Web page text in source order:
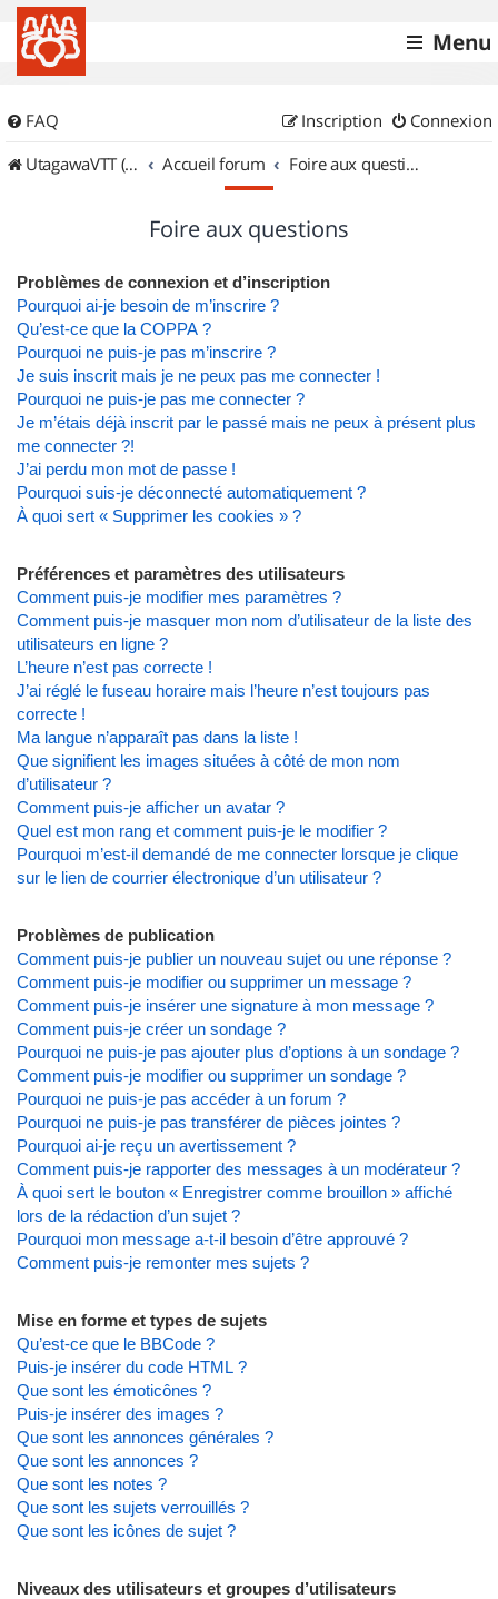
Menu
FAQ Connexion
Inscription
UtagawaVTT (Randos VTT et VTTAE avec traces GPS)
Accueil forum Foire aux questions
Foire aux questions
Problèmes de connexion et d’inscription
Pourquoi ai-je besoin de m’inscrire ?
Qu’est-ce que la COPPA ?
Pourquoi ne puis-je pas m’inscrire ?
Je suis inscrit mais je ne peux pas me connecter !
Pourquoi ne puis-je pas me connecter ?
Je m’étais déjà inscrit par le passé mais ne peux à présent plus
me connecter ?!
J’ai perdu mon mot de passe !
Pourquoi suis-je déconnecté automatiquement ?
À quoi sert « Supprimer les cookies » ?
Préférences et paramètres des utilisateurs
Comment puis-je modifier mes paramètres ?
Comment puis-je masquer mon nom d’utilisateur de la liste des
utilisateurs en ligne ?
L’heure n’est pas correcte !
J’ai réglé le fuseau horaire mais l’heure n’est toujours pas
correcte !
Ma langue n’apparaît pas dans la liste !
Que signifient les images situées à côté de mon nom
d’utilisateur ?
Comment puis-je afficher un avatar ?
Quel est mon rang et comment puis-je le modifier ?
Pourquoi m’est-il demandé de me connecter lorsque je clique
sur le lien de courrier électronique d’un utilisateur ?
Problèmes de publication
Comment puis-je publier un nouveau sujet ou une réponse ?
Comment puis-je modifier ou supprimer un message ?
Comment puis-je insérer une signature à mon message ?
Comment puis-je créer un sondage ?
Pourquoi ne puis-je pas ajouter plus d’options à un sondage ?
Comment puis-je modifier ou supprimer un sondage ?
Pourquoi ne puis-je pas accéder à un forum ?
Pourquoi ne puis-je pas transférer de pièces jointes ?
Pourquoi ai-je reçu un avertissement ?
Comment puis-je rapporter des messages à un modérateur ?
À quoi sert le bouton « Enregistrer comme brouillon » affiché
lors de la rédaction d’un sujet ?
Pourquoi mon message a-t-il besoin d’être approuvé ?
Comment puis-je remonter mes sujets ?
Mise en forme et types de sujets
Qu’est-ce que le BBCode ?
Puis-je insérer du code HTML ?
Que sont les émoticônes ?
Puis-je insérer des images ?
Que sont les annonces générales ?
Que sont les annonces ?
Que sont les notes ?
Que sont les sujets verrouillés ?
Que sont les icônes de sujet ?
Niveaux des utilisateurs et groupes d’utilisateurs